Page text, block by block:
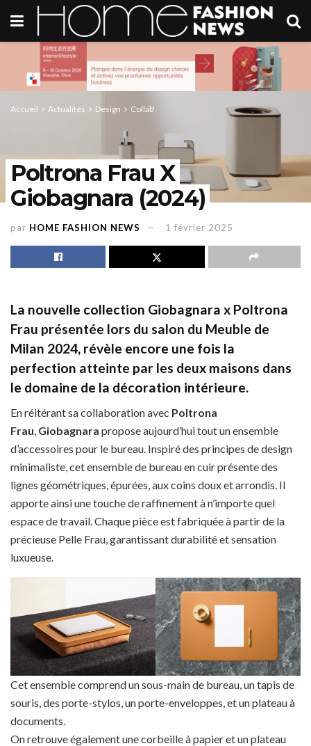
Accueil Actualités Design Collab'
Poltrona Frau X
Giobagnara (2024)
par HOME FASHION NEWS 1 février 2025
La nouvelle collection Giobagnara x Poltrona
Frau présentée lors du salon du Meuble de
Milan 2024, révèle encore une fois la
perfection atteinte par les deux maisons dans
le domaine de la décoration intérieure.
En réitérant sa collaboration avec Poltrona
Frau, Giobagnara propose aujourd’hui tout un ensemble
d’accessoires pour le bureau. Inspiré des principes de design
minimaliste, cet ensemble de bureau en cuir présente des
lignes géométriques, épurées, aux coins doux et arrondis. Il
apporte ainsi une touche de raffinement à n’importe quel
espace de travail. Chaque pièce est fabriquée à partir de la
précieuse Pelle Frau, garantissant durabilité et sensation
luxueuse.
Cet ensemble comprend un sous-main de bureau, un tapis de
souris, des porte-stylos, un porte-enveloppes, et un plateau à
documents.
On retrouve également une corbeille à papier et un plateau